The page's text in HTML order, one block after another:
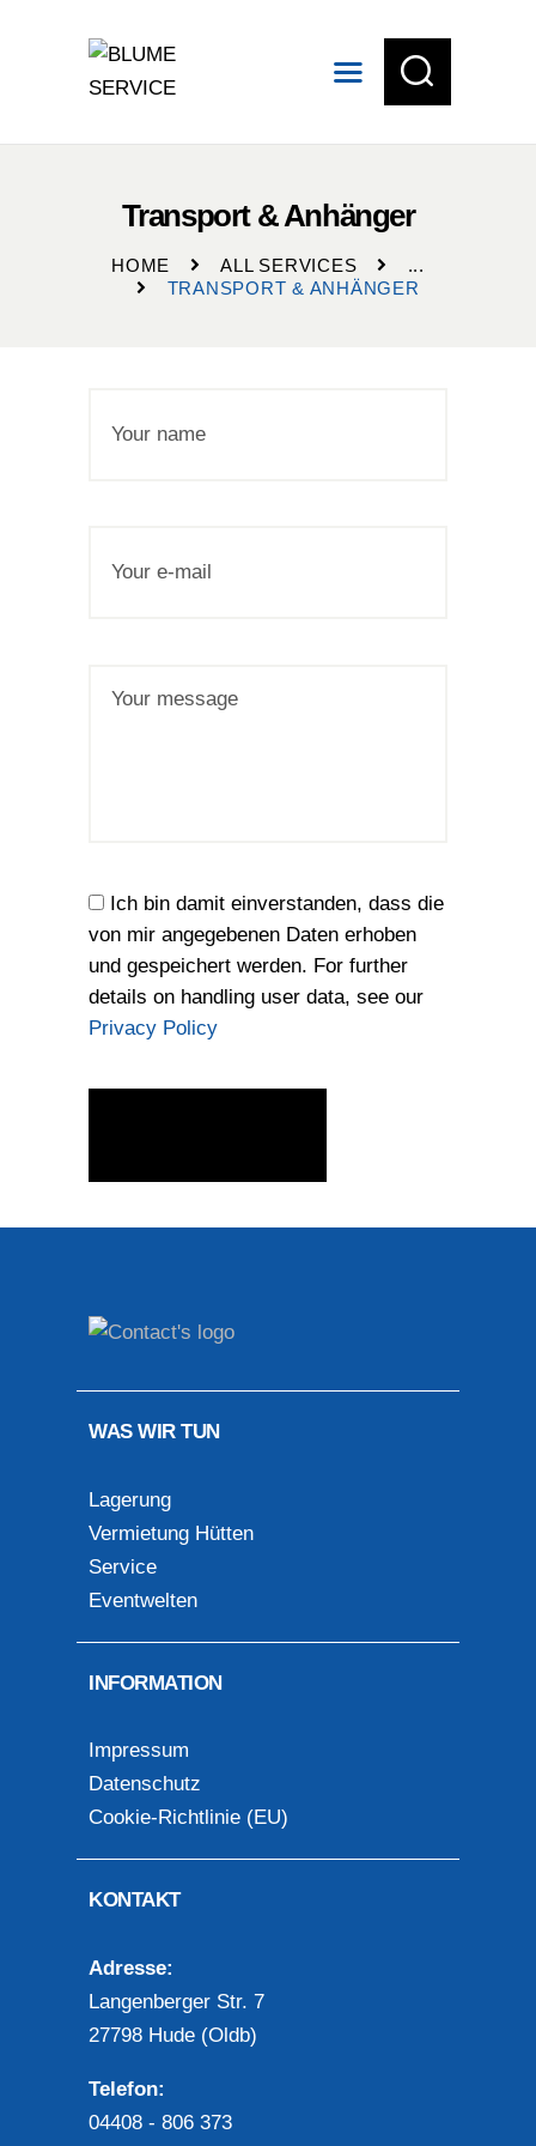
Transport & Anhänger
HOME ALL SERVICES
...
TRANSPORT & ANHÄNGER
LAGERUNG
VERMIETUNG
SERVICE
MENU CART
Ich bin damit einverstanden, dass die
von mir angegebenen Daten erhoben
und gespeichert werden. For further
details on handling user data, see our
Privacy Policy
WAS WIR TUN
Lagerung
Vermietung Hütten
Service
Eventwelten
INFORMATION
Impressum
Datenschutz
Cookie-Richtlinie (EU)
KONTAKT
Adresse:
Langenberger Str. 7
27798 Hude (Oldb)
Telefon:
04408 - 806 373